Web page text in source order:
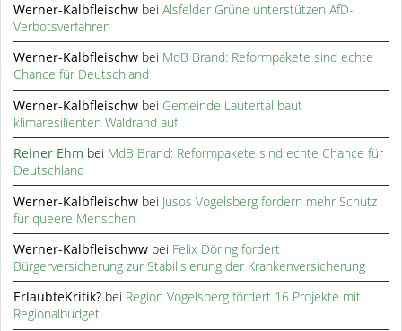
Werner-Kalbfleischw beiAlsfelder Grüne unterstützen AfD-
Verbotsverfahren
Werner-Kalbfleischw bei MdB Brand: Reformpakete sind echte
Chance für Deutschland
Werner-Kalbfleischw bei Gemeinde Lautertal baut
klimaresilienten Waldrand auf
Reiner Ehm bei MdB Brand: Reformpakete sind echte Chance für
Deutschland
Werner-Kalbfleischw bei Jusos Vogelsberg fordern mehr Schutz
für queere Menschen
Werner-Kalbfleischww bei Felix Döring fordert
Bürgerversicherung zur Stabilisierung der Krankenversicherung
ErlaubteKritik? bei Region Vogelsberg fördert 16 Projekte mit
Regionalbudget